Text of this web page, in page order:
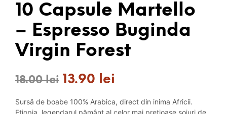
10 Capsule Martello
– Espresso Buginda
Virgin Forest
18.00lei Prețul
inițial
13.90 lei
curent
Sursă de boabe 100% Arabica, direct din inima Africii.
Etiopia, legendarul pământ al celor mai prețioase soiuri de